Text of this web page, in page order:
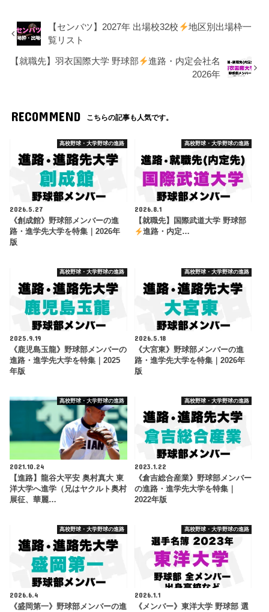
【センバツ】2027年 出場校32校
地区別出場枠一
覧リスト
【就職先】羽衣国際大学 野球部
進路・内定会社名
2026年
RECOMMEND こちらの記事も人気です。
高校野球・大学野球の進路
2026.5.27
《創成館》野球部メンバーの進
路・進学先大学を特集｜2026年
版
高校野球・大学野球の進路
2026.8.1
【就職先】国際武道大学 野球部
進路・内定…
高校野球・大学野球の進路
2025.9.19
《鹿児島玉龍》野球部メンバーの
進路・進学先大学を特集｜2025
年版
高校野球・大学野球の進路
2026.5.18
《大宮東》野球部メンバーの進
路・進学先大学を特集｜2026年
版
高校野球・大学野球の進路
2021.10.24
【進路】龍谷大平安 奥村真大 東
洋大学へ進学（兄はヤクルト奥村
展征、華麗…
高校野球・大学野球の進路
2023.1.22
《倉吉総合産業》野球部メンバー
の進路・進学先大学を特集｜
2022年版
高校野球・大学野球の進路
2026.6.4
《盛岡第一》野球部メンバーの進
高校野球・大学野球の進路
2026.1.1
《メンバー》東洋大学 野球部 選